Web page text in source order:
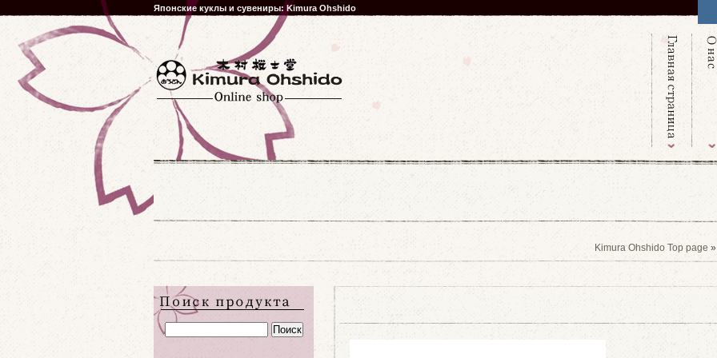
Японские куклы и сувениры: Kimura Ohshido
Kimura Ohshido Top page